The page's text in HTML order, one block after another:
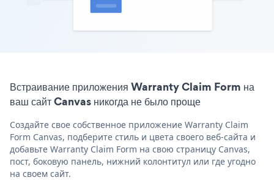
Встраивание приложения Warranty Claim Form на
ваш сайт Canvas никогда не было проще
Создайте свое собственное приложение Warranty Claim
Form Canvas, подберите стиль и цвета своего веб-сайта и
добавьте Warranty Claim Form на свою страницу Canvas,
пост, боковую панель, нижний колонтитул или где угодно
на своем сайт.